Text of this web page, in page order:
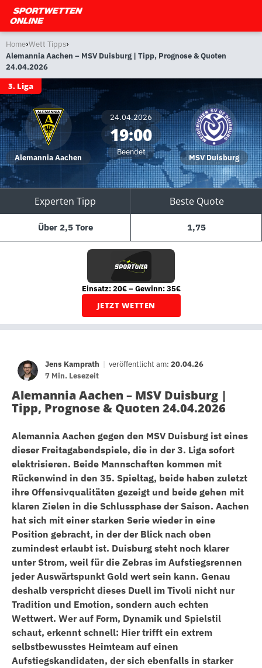
Home›Wett Tipps›
Alemannia Aachen – MSV Duisburg | Tipp, Prognose & Quoten
24.04.2026
3. Liga
Alemannia Aachen
24.04.2026
19:00
Beendet
MSV Duisburg
Experten Tipp Beste Quote
Über 2,5 Tore 1,75
Einsatz: 20€ – Gewinn: 35€
JETZT WETTEN
Jens Kamprath | veröffentlicht am: 20.04.26
7 Min. Lesezeit
Alemannia Aachen – MSV Duisburg |
Tipp, Prognose & Quoten 24.04.2026
Alemannia Aachen gegen den MSV Duisburg ist eines
dieser Freitagabendspiele, die in der 3. Liga sofort
elektrisieren. Beide Mannschaften kommen mit
Rückenwind in den 35. Spieltag, beide haben zuletzt
ihre Offensivqualitäten gezeigt und beide gehen mit
klaren Zielen in die Schlussphase der Saison. Aachen
hat sich mit einer starken Serie wieder in eine
Position gebracht, in der der Blick nach oben
zumindest erlaubt ist. Duisburg steht noch klarer
unter Strom, weil für die Zebras im Aufstiegsrennen
jeder Auswärtspunkt Gold wert sein kann. Genau
deshalb verspricht dieses Duell im Tivoli nicht nur
Tradition und Emotion, sondern auch echten
Wettwert. Wer auf Form, Dynamik und Spielstil
schaut, erkennt schnell: Hier trifft ein extrem
selbstbewusstes Heimteam auf einen
Aufstiegskandidaten, der sich ebenfalls in starker